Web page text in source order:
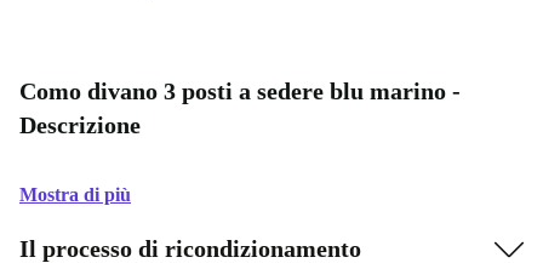
Como divano 3 posti a sedere blu marino -
Descrizione
Mostra di più
Il processo di ricondizionamento